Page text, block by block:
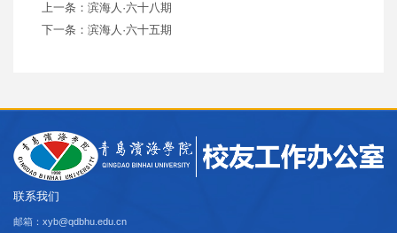
上一条：滨海人·六十八期
下一条：滨海人·六十五期
联系我们
邮箱：xyb@qdbhu.edu.cn